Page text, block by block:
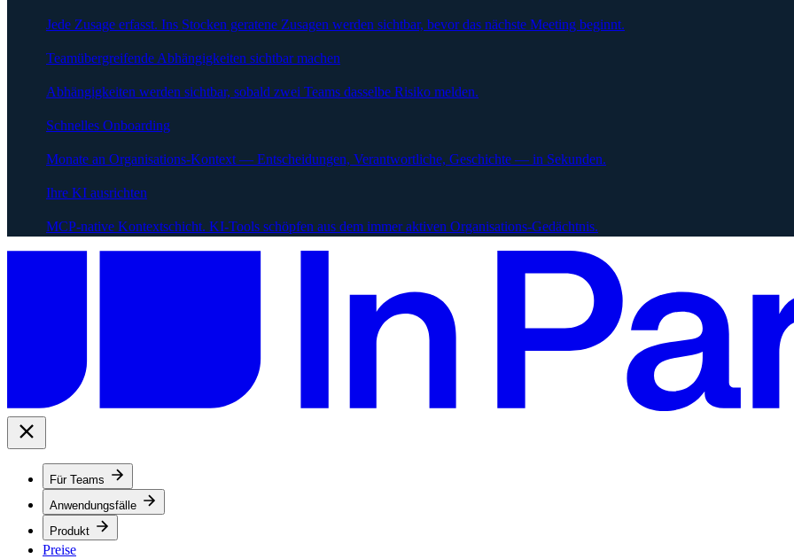
Jede Zusage erfasst. Ins Stocken geratene Zusagen werden sichtbar, bevor das nächste Meeting beginnt.
Teamübergreifende Abhängigkeiten sichtbar machen
Abhängigkeiten werden sichtbar, sobald zwei Teams dasselbe Risiko melden.
Schnelles Onboarding
Monate an Organisations-Kontext — Entscheidungen, Verantwortliche, Geschichte — in Sekunden.
Ihre KI ausrichten
MCP-native Kontextschicht. KI-Tools schöpfen aus dem immer aktiven Organisations-Gedächtnis.
Für Teams
Anwendungsfälle
Produkt
Preise